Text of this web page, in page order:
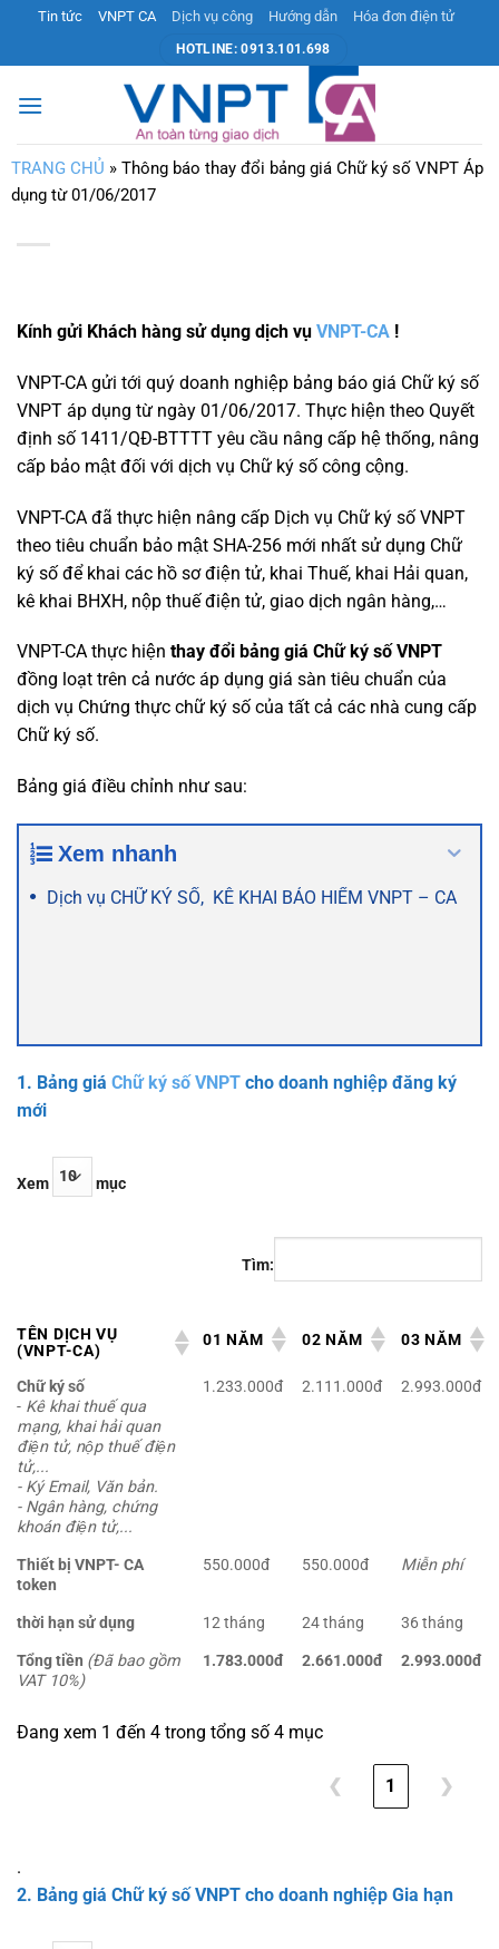
nội
dung
Tin tức VNPT CA Dịch vụ công Hướng dẫn Hóa đơn điện tử
HOTLINE: 0913.101.698
TRANG CHỦ » Thông báo thay đổi bảng giá Chữ ký số VNPT Áp
dụng từ 01/06/2017
Kính gửi Khách hàng sử dụng dịch vụ VNPT-CA !
VNPT-CA gửi tới quý doanh nghiệp bảng báo giá Chữ ký số
VNPT áp dụng từ ngày 01/06/2017. Thực hiện theo Quyết
định số 1411/QĐ-BTTTT yêu cầu nâng cấp hệ thống, nâng
cấp bảo mật đối với dịch vụ Chữ ký số công cộng.
VNPT-CA đã thực hiện nâng cấp Dịch vụ Chữ ký số VNPT
theo tiêu chuẩn bảo mật SHA-256 mới nhất sử dụng Chữ
ký số để khai các hồ sơ điện tử, khai Thuế, khai Hải quan,
kê khai BHXH, nộp thuế điện tử, giao dịch ngân hàng,…
VNPT-CA thực hiện thay đổi bảng giá Chữ ký số VNPT
đồng loạt trên cả nước áp dụng giá sàn tiêu chuẩn của
dịch vụ Chứng thực chữ ký số của tất cả các nhà cung cấp
Chữ ký số.
Bảng giá điều chỉnh như sau:
Xem nhanh
Dịch vụ CHỮ KÝ SỐ, KÊ KHAI BẢO HIỂM VNPT – CA
1. Bảng giá Chữ ký số VNPT cho doanh nghiệp đăng ký
mới
Xem mục
Tìm:
TÊN DỊCH VỤ
(VNPT-CA)
01 NĂM 02 NĂM 03 NĂM
Chữ ký số
- Kê khai thuế qua
mạng, khai hải quan
điện tử, nộp thuế điện
tử,...
- Ký Email, Văn bản.
- Ngân hàng, chứng
khoán điện tử,...
1.233.000đ 2.111.000đ 2.993.000đ
Thiết bị VNPT- CA
token
550.000đ 550.000đ Miễn phí
thời hạn sử dụng 12 tháng 24 tháng
36 tháng
Tổng tiền (Đã bao gồm
VAT 10%)
1.783.000đ 2.661.000đ 2.993.000đ
Đang xem 1 đến 4 trong tổng số 4 mục
❮ 1 ❯
.
2. Bảng giá Chữ ký số VNPT cho doanh nghiệp Gia hạn